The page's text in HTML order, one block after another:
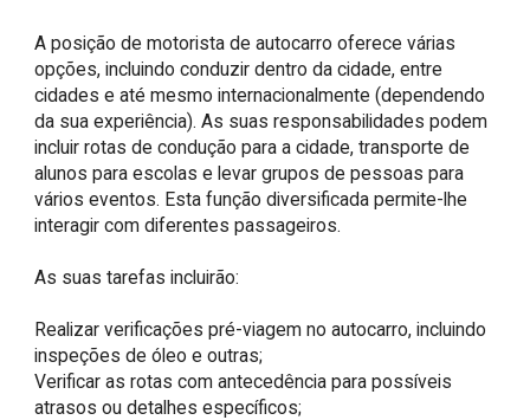
A posição de motorista de autocarro oferece várias
opções, incluindo conduzir dentro da cidade, entre
cidades e até mesmo internacionalmente (dependendo
da sua experiência). As suas responsabilidades podem
incluir rotas de condução para a cidade, transporte de
alunos para escolas e levar grupos de pessoas para
vários eventos. Esta função diversificada permite-lhe
interagir com diferentes passageiros.
As suas tarefas incluirão:
Realizar verificações pré-viagem no autocarro, incluindo
inspeções de óleo e outras;
Verificar as rotas com antecedência para possíveis
atrasos ou detalhes específicos;